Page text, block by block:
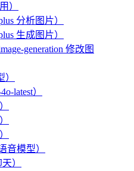
）
分析图片）
生成图片）
generation 修改图
latest）
音模型）
）